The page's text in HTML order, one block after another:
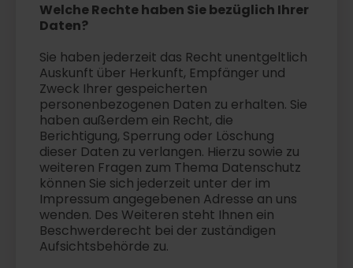
Welche Rechte haben Sie bezüglich Ihrer
Daten?
Sie haben jederzeit das Recht unentgeltlich
Auskunft über Herkunft, Empfänger und
Zweck Ihrer gespeicherten
personenbezogenen Daten zu erhalten. Sie
haben außerdem ein Recht, die
Berichtigung, Sperrung oder Löschung
dieser Daten zu verlangen. Hierzu sowie zu
weiteren Fragen zum Thema Datenschutz
können Sie sich jederzeit unter der im
Impressum angegebenen Adresse an uns
wenden. Des Weiteren steht Ihnen ein
Beschwerderecht bei der zuständigen
Aufsichtsbehörde zu.